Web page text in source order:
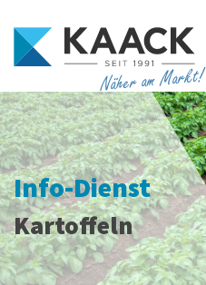
Näher am Markt!
Info-Dienst
Kartoffeln